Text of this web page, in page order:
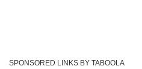
SPONSORED LINKS BY TABOOLA